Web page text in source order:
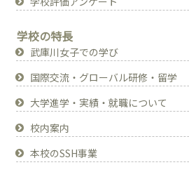
学校の特長
武庫川女子での学び
国際交流・グローバル研修・留学
大学進学・実績・就職について
校内案内
本校のSSH事業